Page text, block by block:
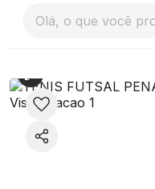
Olá, o que você